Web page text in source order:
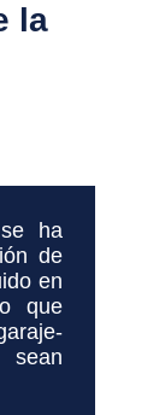
la
ha
de
en
que